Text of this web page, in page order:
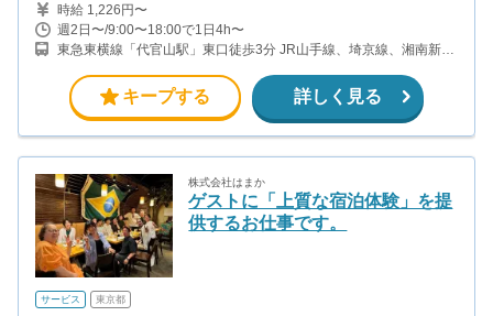
時給 1,226円〜
週2日〜/9:00〜18:00で1日4h〜
東急東横線「代官山駅」東口徒歩3分 JR山手線、埼京線、湘南新宿
キープする 詳しく見る
株式会社はまか
ゲストに「上質な宿泊体験」を提
供するお仕事です。
サービス 東京都